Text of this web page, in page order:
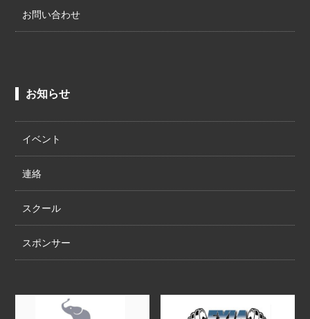
お問い合わせ
お知らせ
イベント
連絡
スクール
スポンサー